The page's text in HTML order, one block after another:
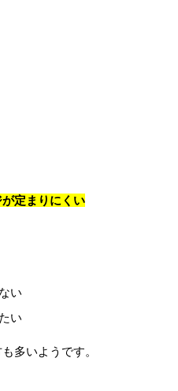
が定まりにくい
い
い
多いようです。